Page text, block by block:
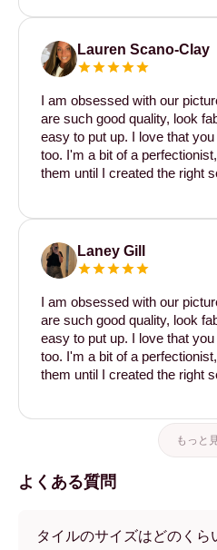
Lauren Scano-Clay
I am obsessed with our
are such good quality, look
easy to put up. I love that
too. I'm a bit of a
them until I created the right
Laney Gill
I am obsessed with our
are such good quality, look
easy to put up. I love that
too. I'm a bit of a
them until I created the right
もっと
よくある質問
タイルのサイズはどのくら